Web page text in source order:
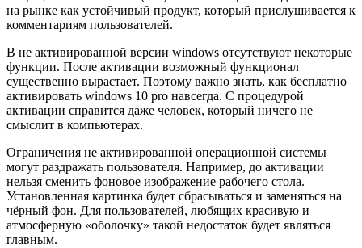
на рынке как устойчивый продукт, который прислушивается к
комментариям пользователей.
В не активированной версии windows отсутствуют некоторые
функции. После активации возможный функционал
существенно вырастает. Поэтому важно знать, как бесплатно
активировать windows 10 pro навсегда. С процедурой
активации справится даже человек, который ничего не
смыслит в компьютерах.
Ограничения не активированной операционной системы
могут раздражать пользователя. Например, до активации
нельзя сменить фоновое изображение рабочего стола.
Установленная картинка будет сбрасываться и заменяться на
чёрный фон. Для пользователей, любящих красивую и
атмосферную «оболочку» такой недостаток будет являться
главным.